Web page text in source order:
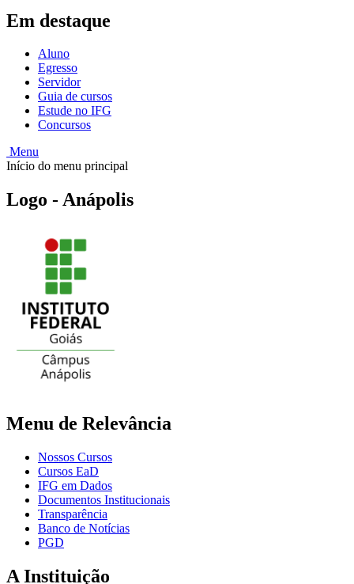
Em destaque
Aluno
Egresso
Servidor
Guia de cursos
Estude no IFG
Concursos
Menu
Início do menu principal
Logo - Anápolis
Menu de Relevância
Nossos Cursos
Cursos EaD
IFG em Dados
Documentos Institucionais
Transparência
Banco de Notícias
PGD
A Instituição